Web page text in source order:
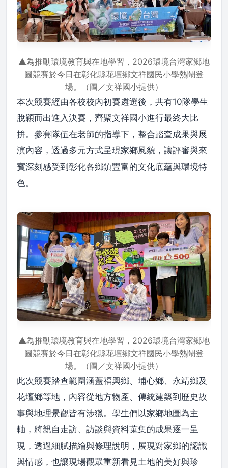
▲為推動環境教育與在地學習，2026環境台灣家鄉地
圖競賽於今日在彰化縣花壇鄉文祥國民小學熱鬧登
場。（圖／文祥國小提供）
本次競賽經由各校校內初賽遴選後，共有10隊學生
脫穎而出進入決賽，齊聚文祥國小進行最終大比
拚。參賽隊伍在老師的指導下，整合踏查成果與展
演內容，透過多元方式呈現家鄉風貌，讓評審與來
賓深刻感受到彰化各鄉鎮豐富的文化底蘊與環境特
色。
▲為推動環境教育與在地學習，2026環境台灣家鄉地
圖競賽於今日在彰化縣花壇鄉文祥國民小學熱鬧登
場。（圖／文祥國小提供）
此次競賽踏查範圍涵蓋福興鄉、埔心鄉、永靖鄉及
花壇鄉等地，內容從地方物產、傳統建築到歷史故
事與地理景觀皆有涉獵。學生們以家鄉地圖為主
軸，將親自走訪、訪談與資料蒐集的成果逐一呈
現，透過細膩描繪與條理說明，展現對家鄉的認識
與情感，也讓現場觀眾重新看見土地的美好與珍